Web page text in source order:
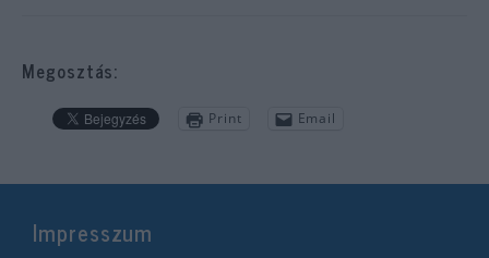
Megosztás:
Print Email
Impresszum